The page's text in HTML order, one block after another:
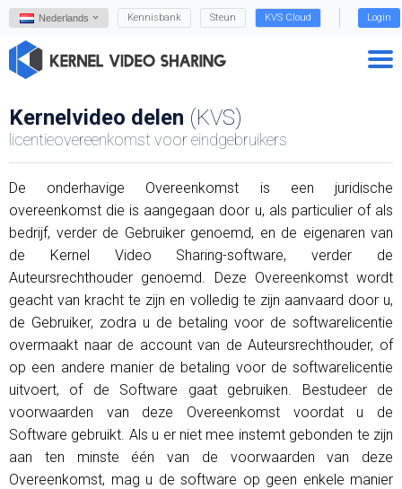
Nederlands Kennisbank Steun KVS Cloud Login
Kernelvideo delen (KVS)
licentieovereenkomst voor eindgebruikers
De onderhavige Overeenkomst is een juridische
overeenkomst die is aangegaan door u, als particulier of als
bedrijf, verder de Gebruiker genoemd, en de eigenaren van
de Kernel Video Sharing-software, verder de
Auteursrechthouder genoemd. Deze Overeenkomst wordt
geacht van kracht te zijn en volledig te zijn aanvaard door u,
de Gebruiker, zodra u de betaling voor de softwarelicentie
overmaakt naar de account van de Auteursrechthouder, of
op een andere manier de betaling voor de softwarelicentie
uitvoert, of de Software gaat gebruiken. Bestudeer de
voorwaarden van deze Overeenkomst voordat u de
Software gebruikt. Als u er niet mee instemt gebonden te zijn
aan ten minste één van de voorwaarden van deze
Overeenkomst, mag u de software op geen enkele manier